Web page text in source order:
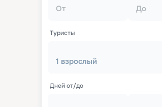
От До
Туристы
1 взрослый
Дней от/до